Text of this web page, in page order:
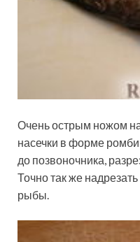
Очень острым ножом
насечки в форме
до позвоночника,
Точно так же
рыбы.